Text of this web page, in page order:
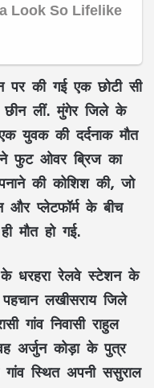
पर की गई एक छोटी सी
छीन लीं. मुंगेर जिले के
युवक की दर्दनाक मौत
फुट ओवर ब्रिज का
की कोशिश की, जो
और प्लेटफॉर्म के बीच
मौत हो गई.
धरहरा रेलवे स्टेशन के
लखीसराय जिले
गांव निवासी राहुल
अर्जुन कोड़ा के पुत्र
स्थित अपनी ससुराल